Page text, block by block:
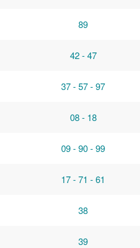
89
42 - 47
37 - 57 - 97
08 - 18
09 - 90 - 99
17 - 71 - 61
38
39